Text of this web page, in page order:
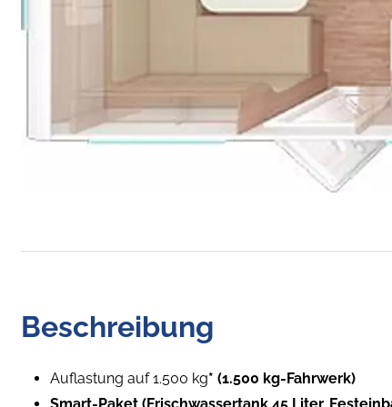
Beschreibung
Auflastung auf 1.500 kg* (1.500 kg-Fahrwerk)